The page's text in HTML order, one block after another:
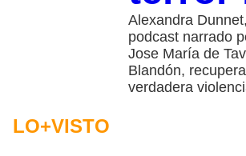
Alexandra
podcast narrado
Jose María de
Blandón,
verdadera
LO+VISTO